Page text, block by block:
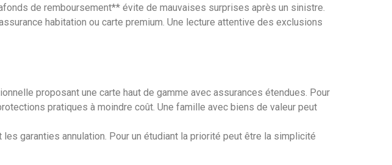
de remboursement** évite de mauvaises surprises après un sinistre.
habitation ou carte premium. Une lecture attentive des exclusions
proposant une carte haut de gamme avec assurances étendues. Pour
pratiques à moindre coût. Une famille avec biens de valeur peut
garanties annulation. Pour un étudiant la priorité peut être la simplicité